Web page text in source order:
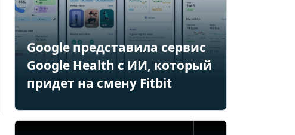
Google представила сервис
Google Health с ИИ, который
придет на смену Fitbit